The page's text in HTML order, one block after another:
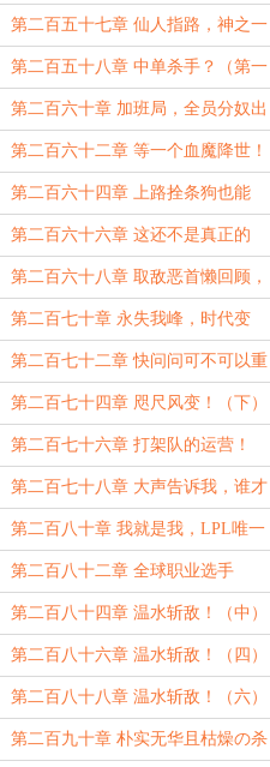
（上）
第二百五十七章 仙人指路，神之一
脚！（求月票求订阅）
第二百五十八章 中单杀手？（第一
更）
第二百六十章 加班局，全员分奴出
动！（第三更大章！）
第二百六十二章 等一个血魔降世！
（求月票求订阅）
第二百六十四章 上路拴条狗也能
赢！（求订阅求月票）
第二百六十六章 这还不是真正的
他！
第二百六十八章 取敌恶首懒回顾，
半面恶魔半面神！（上）
第二百七十章 永失我峰，时代变
了！（求月票求订阅）
第二百七十二章 快问问可不可以重
赛！（求月票求订阅）
第二百七十四章 咫尺风变！（下）
第二百七十六章 打架队的运营！
第二百七十八章 大声告诉我，谁才
是LPL第一上单！（下）
第二百八十章 我就是我，LPL唯一
的李哥！（下）
第二百八十二章 全球职业选手
Top20！
第二百八十四章 温水斩敌！（中）
第二百八十六章 温水斩敌！（四）
双倍求月票求订阅
第二百八十八章 温水斩敌！（六）
第二百九十章 朴实无华且枯燥の杀